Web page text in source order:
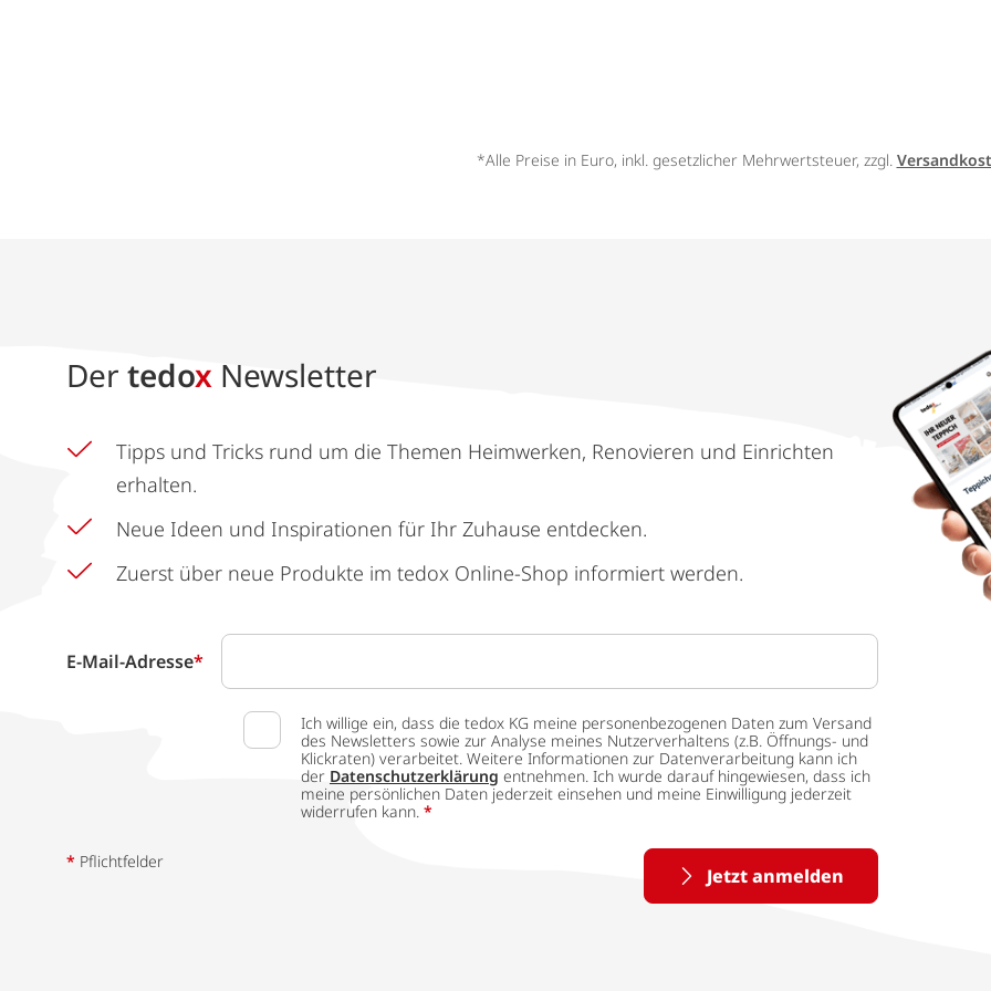
*Alle Preise in Euro, inkl. gesetzlicher Mehrwertsteuer, zzgl.
Der tedox Newsletter
Tipps und Tricks rund um die Themen Heimwerken, Renovieren und Einrichten
erhalten.
Neue Ideen und Inspirationen für Ihr Zuhause entdecken.
Zuerst über neue Produkte im tedox Online-Shop informiert werden.
E-Mail-Adresse*
Ich willige ein, dass die tedox KG meine personenbezogenen Daten zum Versand
des Newsletters sowie zur Analyse meines Nutzerverhaltens (z.B. Öffnungs- und
Klickraten) verarbeitet. Weitere Informationen zur Datenverarbeitung kann ich
der Datenschutzerklärung entnehmen. Ich wurde darauf hingewiesen, dass ich
meine persönlichen Daten jederzeit einsehen und meine Einwilligung jederzeit
widerrufen kann. *
Jetzt anmelden
* Pflichtfelder